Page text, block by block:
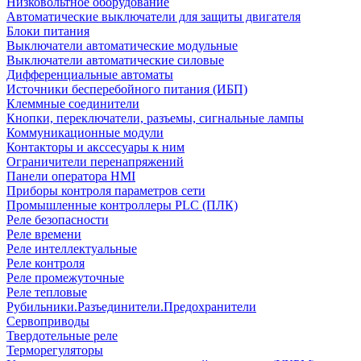
Автоматические выключатели для защиты двигателя
Блоки питания
Выключатели автоматические модульные
Выключатели автоматические силовые
Дифференциальные автоматы
Источники бесперебойного питания (ИБП)
Клеммные соединители
Кнопки, переключатели, разъемы, сигнальные лампы
Коммуникационные модули
Контакторы и акссесуары к ним
Ограничители перенапряжений
Панели оператора HMI
Приборы контроля параметров сети
Промышленные контроллеры PLC (ПЛК)
Реле безопасности
Реле времени
Реле интеллектуальные
Реле контроля
Реле промежуточные
Реле тепловые
Рубильники.Разъединители.Предохранители
Сервоприводы
Твердотельные реле
Терморегуляторы